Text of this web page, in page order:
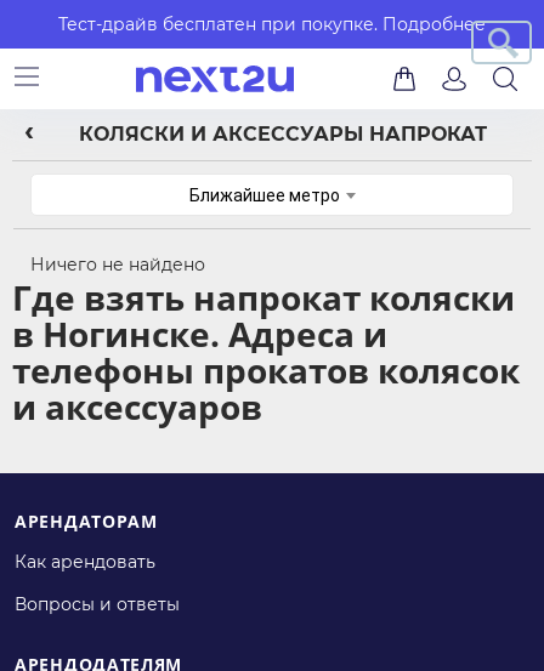
Тест-драйв бесплатен при покупке. Подробнее
КОЛЯСКИ И АКСЕССУАРЫ НАПРОКАТ
Ближайшее метро
Ничего не найдено
Где взять напрокат коляски
в Ногинске. Адреса и
телефоны прокатов колясок
и аксессуаров
АРЕНДАТОРАМ
Как арендовать
Вопросы и ответы
АРЕНДОДАТЕЛЯМ